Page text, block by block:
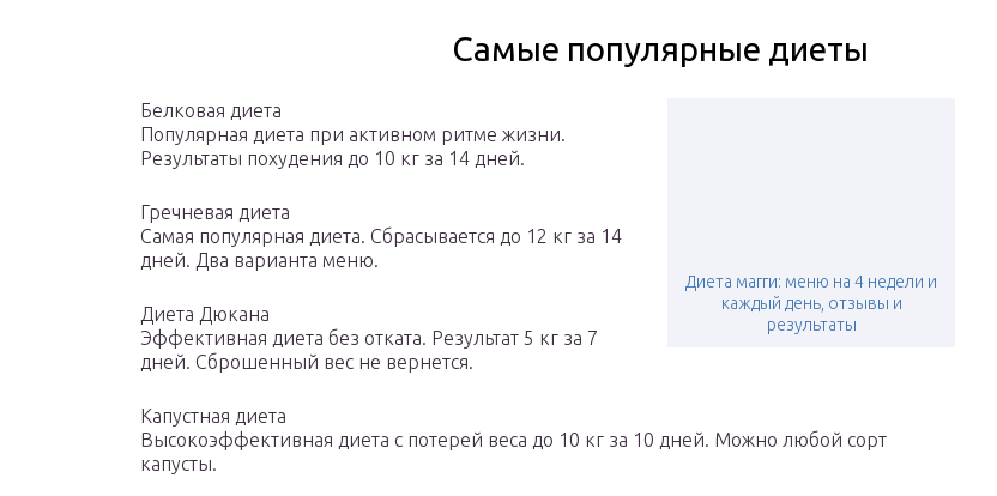
Самые популярные диеты
Диета магги: меню на 4 недели и
каждый день, отзывы и
результаты
Белковая диета
Популярная диета при активном ритме жизни.
Результаты похудения до 10 кг за 14 дней.
Гречневая диета
Самая популярная диета. Сбрасывается до 12 кг за 14
дней. Два варианта меню.
Диета Дюкана
Эффективная диета без отката. Результат 5 кг за 7
дней. Сброшенный вес не вернется.
Капустная диета
Высокоэффективная диета с потерей веса до 10 кг за 10 дней. Можно любой сорт
капусты.